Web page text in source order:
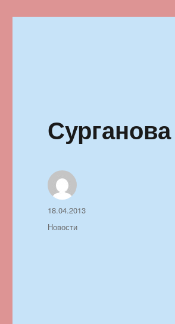
Автор
Опубликовано
18.04.2013
Рубрики
Новости